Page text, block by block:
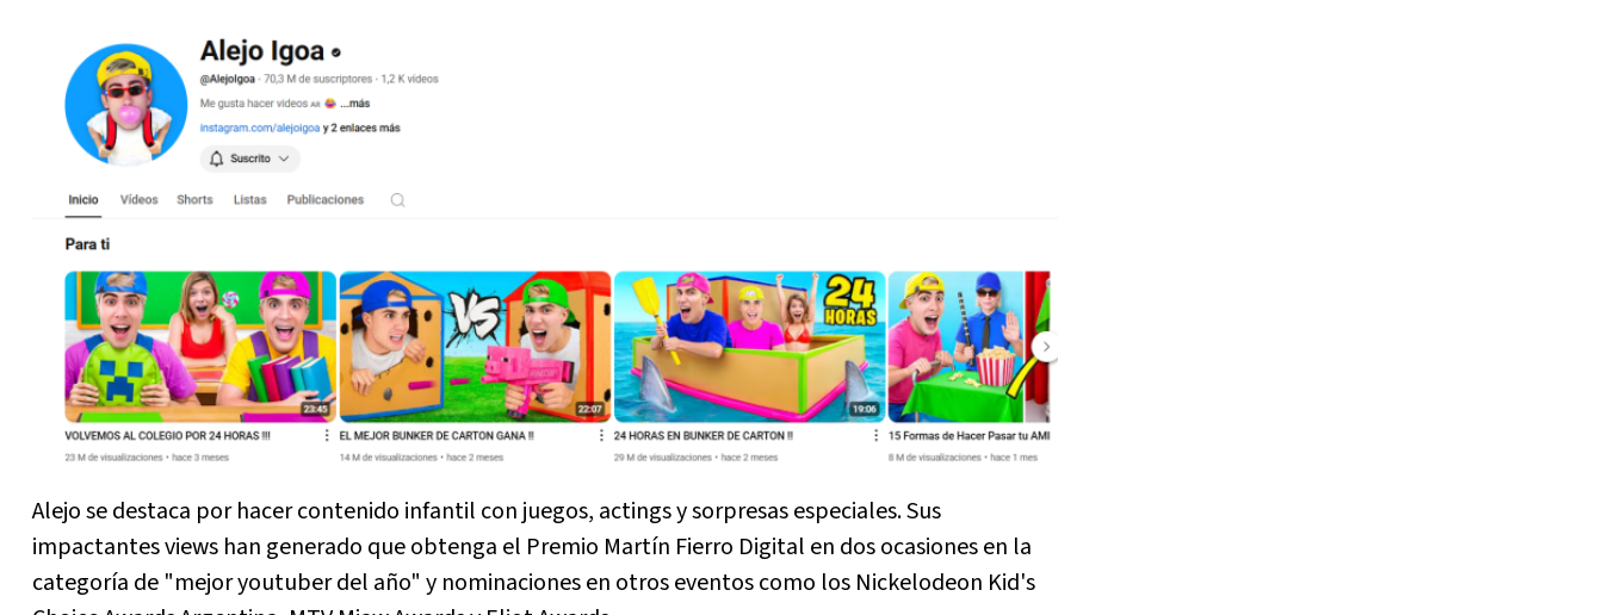
Alejo se destaca por hacer contenido infantil con juegos, actings y sorpresas especiales. Sus
impactantes views han generado que obtenga el Premio Martín Fierro Digital en dos ocasiones en la
categoría de "mejor youtuber del año" y nominaciones en otros eventos como los Nickelodeon Kid's